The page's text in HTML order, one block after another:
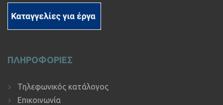
ΠΛΗΡΟΦΟΡΙΕΣ
Τηλεφωνικός κατάλογος
Επικοινωνία